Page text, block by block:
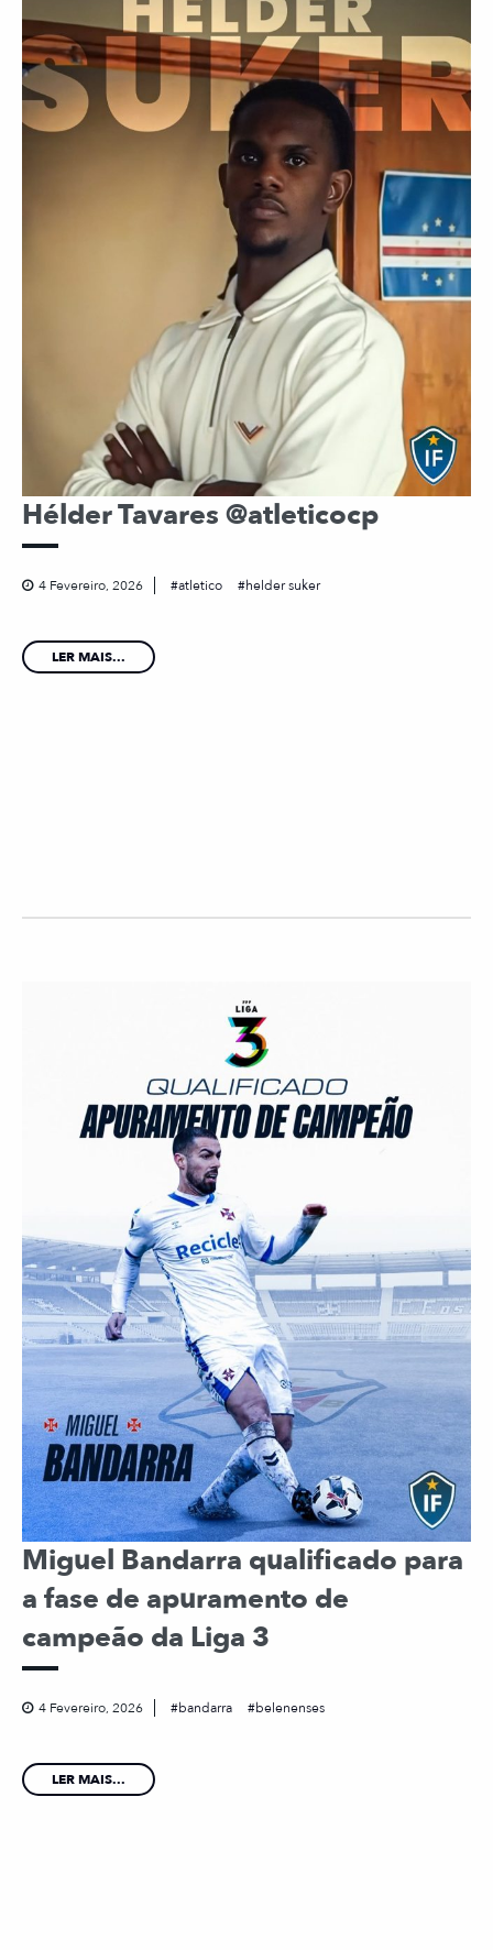
Hélder Tavares @atleticocp
4 Fevereiro, 2026 atletico helder suker
LER MAIS...
Miguel Bandarra qualificado para
a fase de apuramento de
campeão da Liga 3
4 Fevereiro, 2026 bandarra belenenses
LER MAIS...